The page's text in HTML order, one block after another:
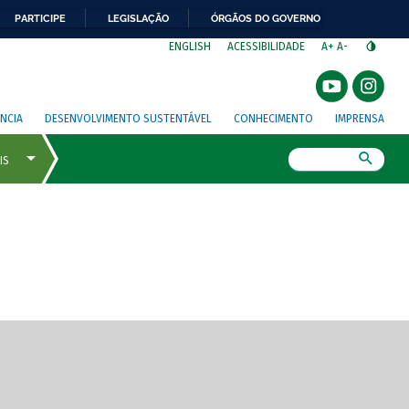
PARTICIPE LEGISLAÇÃO ÓRGÃOS DO GOVERNO
ENGLISH ACESSIBILIDADE A+ A-
DESENVOLVIMENTO SUSTENTÁVEL CONHECIMENTO IMPRENSA
de tela